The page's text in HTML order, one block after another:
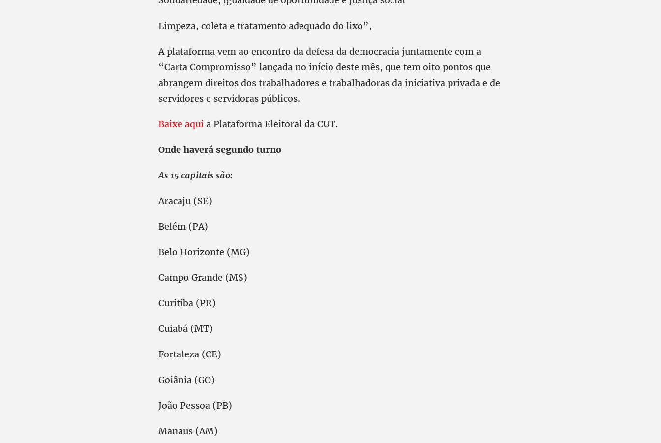
Limpeza, coleta e tratamento adequado do lixo”,
A plataforma vem ao encontro da defesa da democracia juntamente com a
“Carta Compromisso” lançada no início deste mês, que tem oito pontos que
abrangem direitos dos trabalhadores e trabalhadoras da iniciativa privada e de
servidores e servidoras públicos.
Baixe aqui a Plataforma Eleitoral da CUT.
Onde haverá segundo turno
As 15 capitais são:
Aracaju (SE)
Belém (PA)
Belo Horizonte (MG)
Campo Grande (MS)
Curitiba (PR)
Cuiabá (MT)
Fortaleza (CE)
Goiânia (GO)
João Pessoa (PB)
Manaus (AM)